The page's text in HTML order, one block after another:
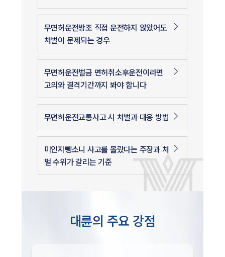
무면허운전방조 직접 운전하지 않았어도
처벌이 문제되는 경우
무면허운전벌금 면허취소후운전이라면
고의와 결격기간까지 봐야 합니다
무면허운전교통사고 시 처벌과 대응 방법
미인지뺑소니 사고를 몰랐다는 주장과 처
벌 수위가 갈리는 기준
대륜의 주요 강점